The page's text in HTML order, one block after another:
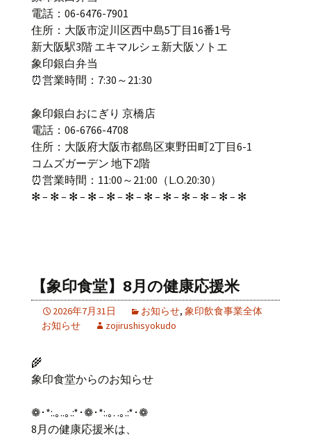
電話：06-6476-7901
住所：大阪市淀川区西中島5丁目16番1号
新大阪駅3階 エキマルシェ新大阪ソトエ
象印銀白弁当
⏰営業時間：7:30～21:30
象印銀白おにぎり 京橋店
電話：06-6766-4708
住所：大阪府大阪市都島区東野田町2丁目6-1
コムズガーデン 地下2階
⏰営業時間：11:00～21:00（L.O.20:30）
✻ – ✻ – ✻ – ✻ – ✻ – ✻ – ✻ – ✻ – ✻ – ✻ – ✻ – ✻
【象印食堂】8月の健康応援米
2026年7月31日 お知らせ, 象印飲食事業全体
お知らせ
zojirushisyokudo
🌾
象印食堂からのお知らせ
❁･*:.｡..｡.:*･❁･*:.｡. .｡.:*･❁
8月の健康応援米は、